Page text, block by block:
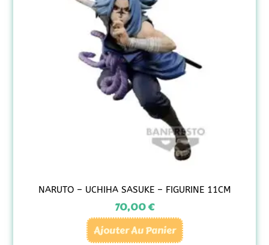
NARUTO – UCHIHA SASUKE – FIGURINE 11CM
70,00€
Ajouter Au Panier